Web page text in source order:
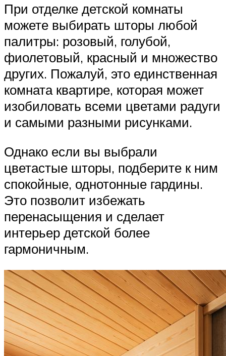
При отделке детской комнаты
можете выбирать шторы любой
палитры: розовый, голубой,
фиолетовый, красный и множество
других. Пожалуй, это единственная
комната квартире, которая может
изобиловать всеми цветами радуги
и самыми разными рисунками.
Однако если вы выбрали
цветастые шторы, подберите к ним
спокойные, однотонные гардины.
Это позволит избежать
перенасыщения и сделает
интерьер детской более
гармоничным.